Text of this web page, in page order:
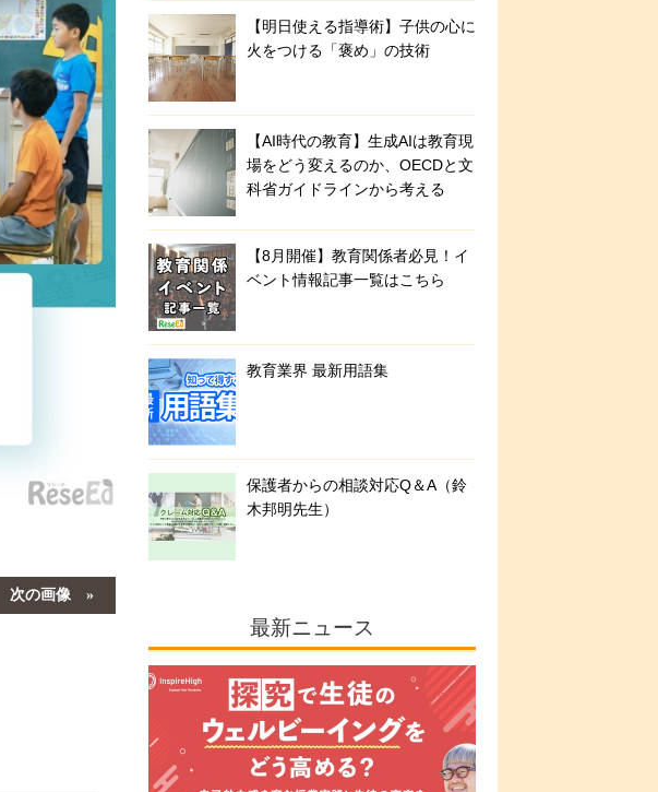
次の画像
【明日使える指導術】子供の心に
火をつける「褒め」の技術
【AI時代の教育】生成AIは教育現
場をどう変えるのか、OECDと文
科省ガイドラインから考える
【8月開催】教育関係者必見！イ
ベント情報記事一覧はこちら
教育業界 最新用語集
保護者からの相談対応Q＆A（鈴
木邦明先生）
最新ニュース